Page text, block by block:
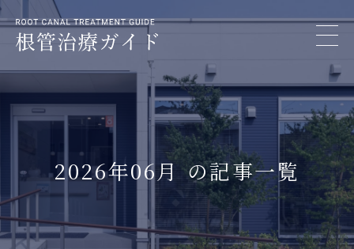
2026年06月 の記事一覧